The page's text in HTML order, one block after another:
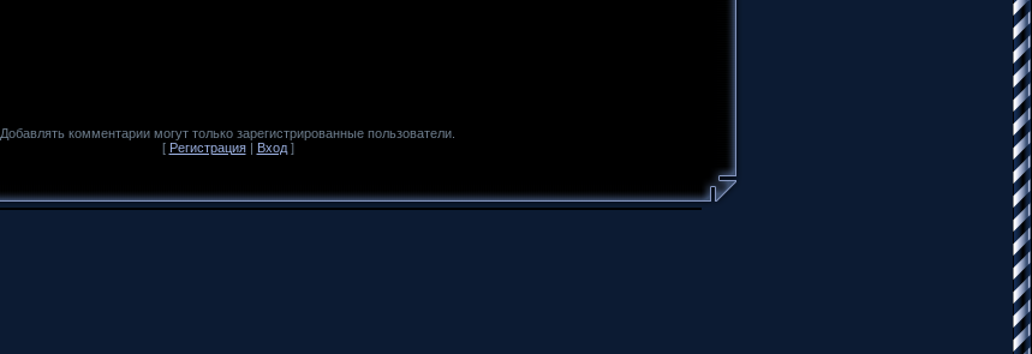
Добавлять комментарии могут только зарегистрированные пользователи.
[ Регистрация| Вход]